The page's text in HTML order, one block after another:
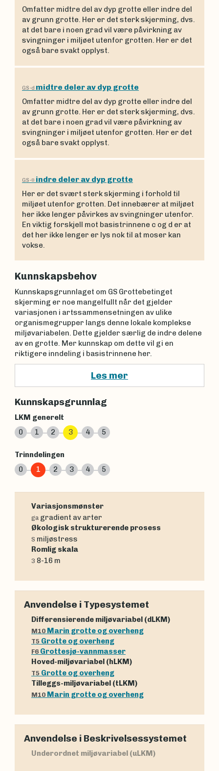
Omfatter midtre del av dyp grotte eller indre del
av grunn grotte. Her er det sterk skjerming, dvs.
at det bare i noen grad vil være påvirkning av
svingninger i miljøet utenfor grotten. Her er det
også bare svakt opplyst.
GS-d midtre deler av dyp grotte
Omfatter midtre del av dyp grotte eller indre del
av grunn grotte. Her er det sterk skjerming, dvs.
at det bare i noen grad vil være påvirkning av
svingninger i miljøet utenfor grotten. Her er det
også bare svakt opplyst.
GS-¤ indre deler av dyp grotte
Her er det svært sterk skjerming i forhold til
miljøet utenfor grotten. Det innebærer at miljøet
her ikke lenger påvirkes av svingninger utenfor.
En viktig forskjell mot basistrinnene c og d er at
det her ikke lenger er lys nok til at moser kan
vokse.
Kunnskapsbehov
Kunnskapsgrunnlaget om GS Grottebetinget
skjerming er noe mangelfullt når det gjelder
variasjonen i artssammensetningen av ulike
organismegrupper langs denne lokale komplekse
miljøvariabelen. Dette gjelder særlig de indre delene
av en grotte. Mer kunnskap om dette vil gi en
riktigere inndeling i basistrinnene her.
Les mer
Kunnskapsgrunnlag
LKM generelt
0
1 2 3 4 5
Trinndelingen
0
1 2 3 4 5
Variasjonsmønster
ga gradient av arter
Økologisk strukturerende prosess
S miljøstress
Romlig skala
3 8-16 m
Anvendelse i Typesystemet
Differensierende miljøvariabel (dLKM)
M10 Marin grotte og overheng
T5 Grotte og overheng
F6 Grottesjø-vannmasser
Hoved-miljøvariabel (hLKM)
T5 Grotte og overheng
Tilleggs-miljøvariabel (tLKM)
M10 Marin grotte og overheng
Anvendelse i Beskrivelsessystemet
Underordnet miljøvariabel (uLKM)